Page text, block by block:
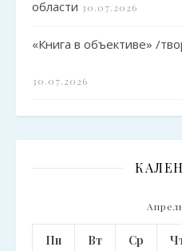
области 30.07.2026
«Книга в объективе» /
30.07.2026
Пн Вт Ср